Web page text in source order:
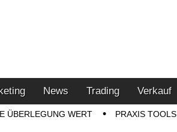
News Trading Verkauf
ÜBERLEGUNG WERT PRAXIS TOOLS